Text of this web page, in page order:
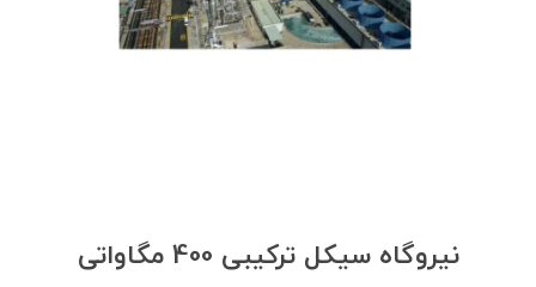
نیروگاه سیکل ترکیبی 400 مگاواتی